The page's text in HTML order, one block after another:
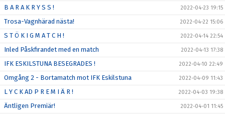
B A R A K R Y S S ! 2022-04-23 19:15
Trosa-Vagnhärad nästa! 2022-04-22 15:06
S T Ö K I G M A T C H ! 2022-04-14 22:54
Inled Påskfirandet med en match 2022-04-13 17:38
IFK ESKILSTUNA BESEGRADES ! 2022-04-10 22:49
Omgång 2 - Bortamatch mot IFK Eskilstuna 2022-04-09 11:43
L Y C K AD P R E M I Ä R ! 2022-04-03 19:38
Äntligen Premiär! 2022-04-01 11:45